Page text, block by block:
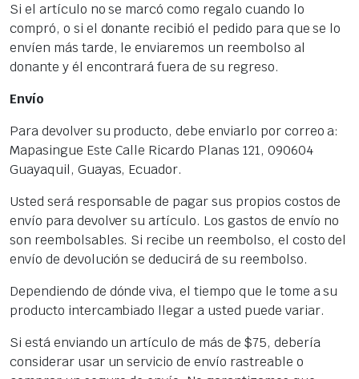
Si el artículo no se marcó como regalo cuando lo
compró, o si el donante recibió el pedido para que se lo
envíen más tarde, le enviaremos un reembolso al
donante y él encontrará fuera de su regreso.
Envío
Para devolver su producto, debe enviarlo por correo a:
Mapasingue Este Calle Ricardo Planas 121, 090604
Guayaquil, Guayas, Ecuador.
Usted será responsable de pagar sus propios costos de
envío para devolver su artículo. Los gastos de envío no
son reembolsables. Si recibe un reembolso, el costo del
envío de devolución se deducirá de su reembolso.
Dependiendo de dónde viva, el tiempo que le tome a su
producto intercambiado llegar a usted puede variar.
Si está enviando un artículo de más de $75, debería
considerar usar un servicio de envío rastreable o